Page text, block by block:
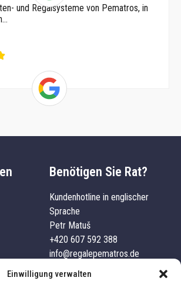
Einwilligung verwalten
und Regalsysteme von Pematros, in
Benötigen Sie Rat?
Kundenhotline in englischer
Sprache
Petr Matuš
+420 607 592 388
info@regalepematros.de
Kundenservice